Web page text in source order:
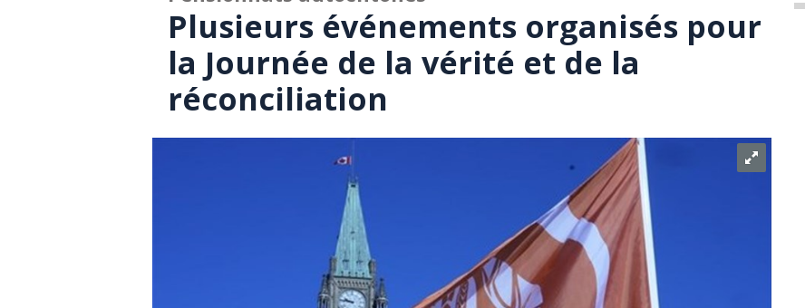
Plusieurs événements organisés pour
la Journée de la vérité et de la
réconciliation